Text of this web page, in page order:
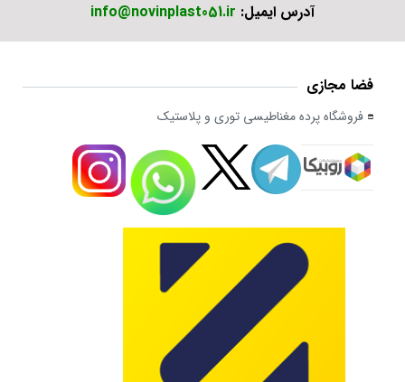
آدرس ایمیل: info@novinplast051.ir
فضا مجازی
فروشگاه پرده مغناطیسی توری و پلاستیک